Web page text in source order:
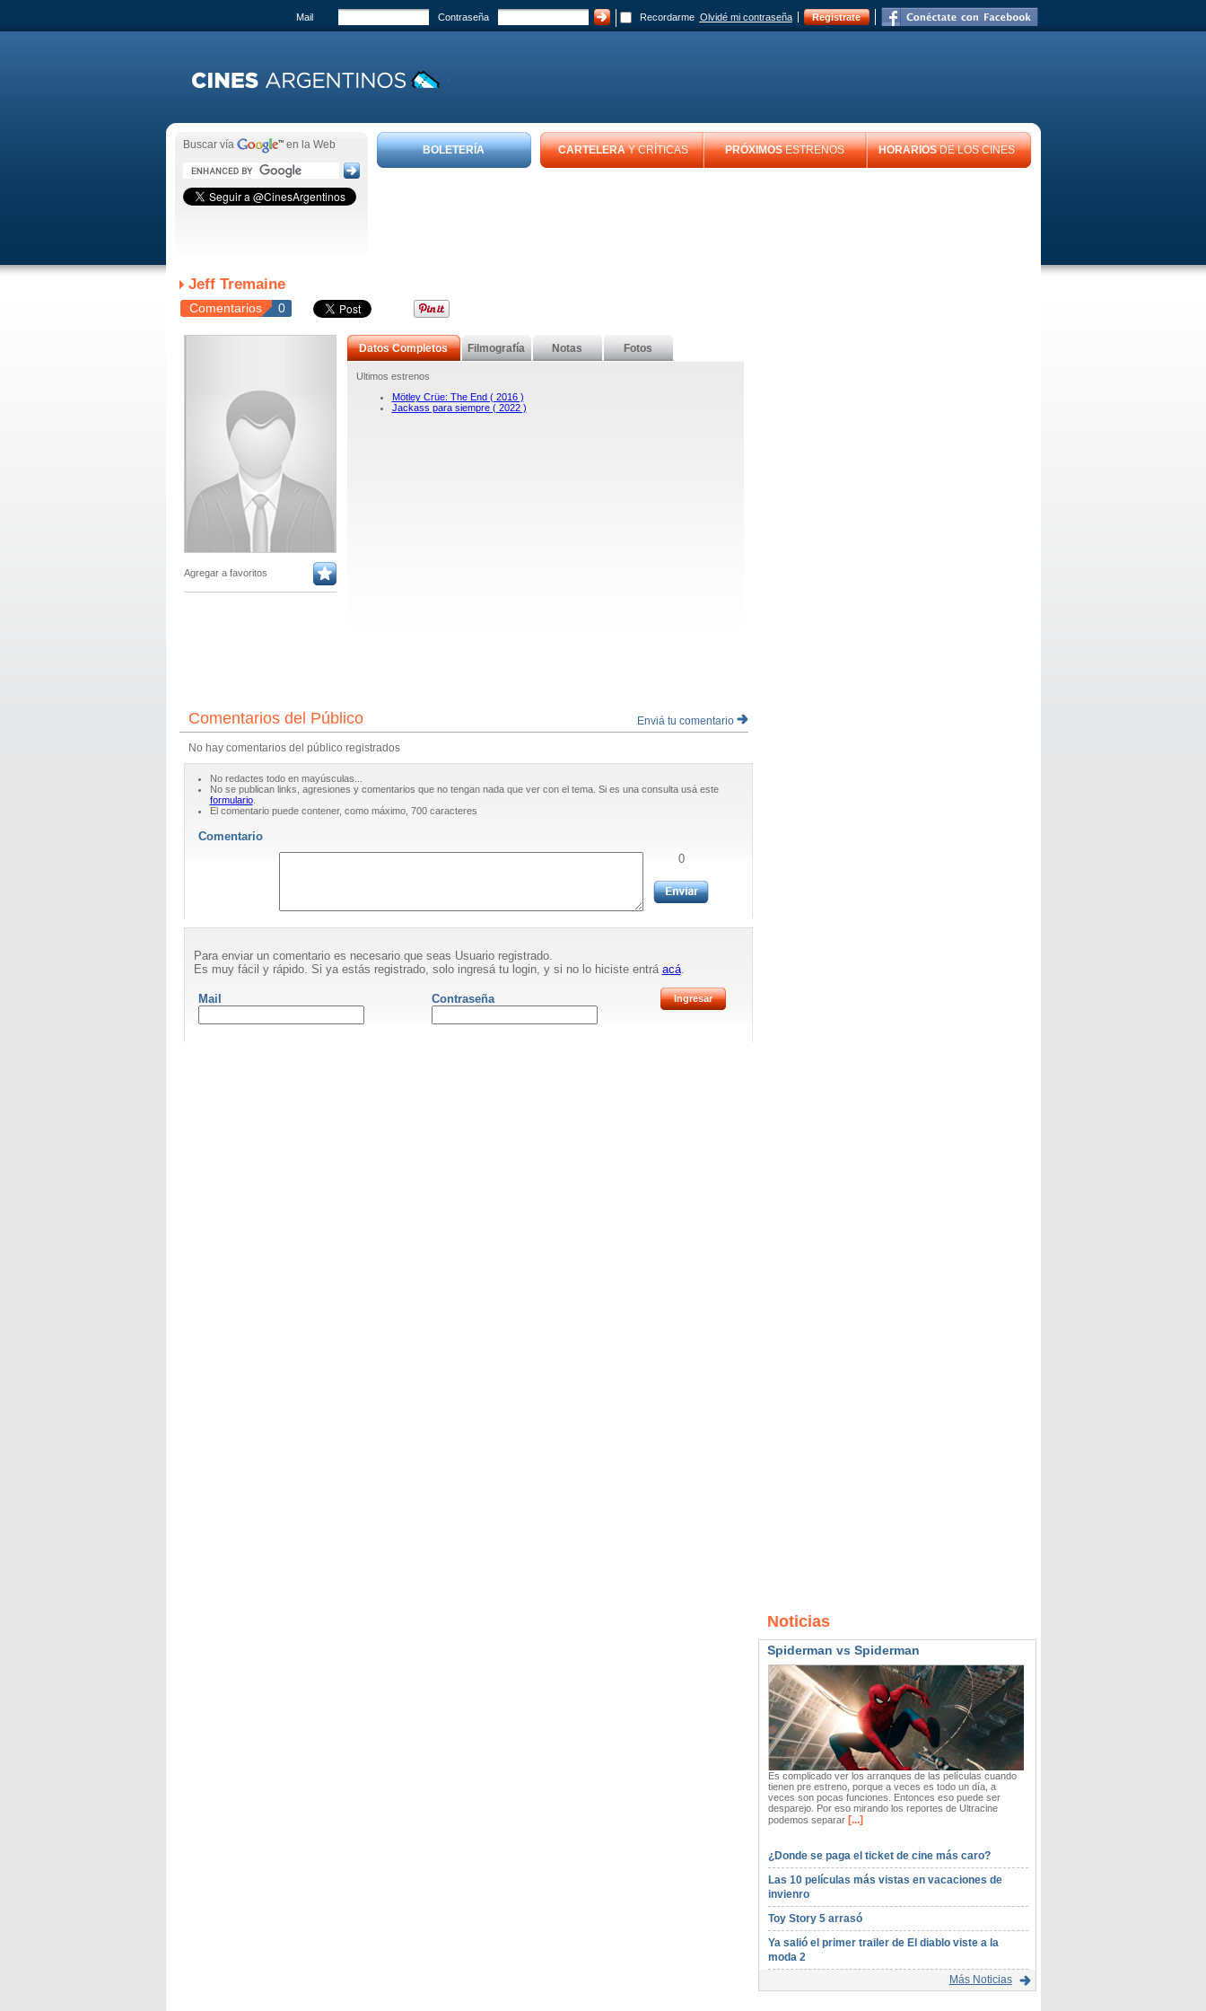
Mail Contraseña Recordarme Olvidé mi contraseña Registrate
Buscar vía en la Web BOLETERÍA CARTELERAY CRÍTICAS PRÓXIMOSESTRENOS HORARIOSDE LOS CINES
Jeff Tremaine
Comentarios 0
Agregar a favoritos
Datos Completos Filmografía Notas Fotos
Ultimos estrenos
Mötley Crüe: The End ( 2016 )
Jackass para siempre ( 2022 )
Comentarios del Público Enviá tu comentario
No hay comentarios del público registrados
No redactes todo en mayúsculas...
No se publican links, agresiones y comentarios que no tengan nada que ver con el tema. Si es una consulta usá este
formulario.
El comentario puede contener, como máximo, 700 caracteres
Comentario
0
Para enviar un comentario es necesario que seas Usuario registrado.
Es muy fácil y rápido. Si ya estás registrado, solo ingresá tu login, y si no lo hiciste entrá acá.
Mail Contraseña
Noticias
Spiderman vs Spiderman
Es complicado ver los arranques de las películas cuando
tienen pre estreno, porque a veces es todo un día, a
veces son pocas funciones. Entonces eso puede ser
desparejo. Por eso mirando los reportes de Ultracine
podemos separar[...]
¿Donde se paga el ticket de cine más caro?
Las 10 películas más vistas en vacaciones de
invienro
Toy Story 5 arrasó
Ya salió el primer trailer de El diablo viste a la
moda 2
Más Noticias